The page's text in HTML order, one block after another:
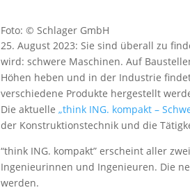
Foto: © Schlager GmbH
25. August 2023: Sie sind überall zu
wird: schwere Maschinen. Auf
Höhen heben und in der Industrie
verschiedene Produkte hergestellt
Die aktuelle „think ING. kompakt –
der Konstruktionstechnik und die
“think ING. kompakt” erscheint aller
Ingenieurinnen und Ingenieuren. Die
werden.